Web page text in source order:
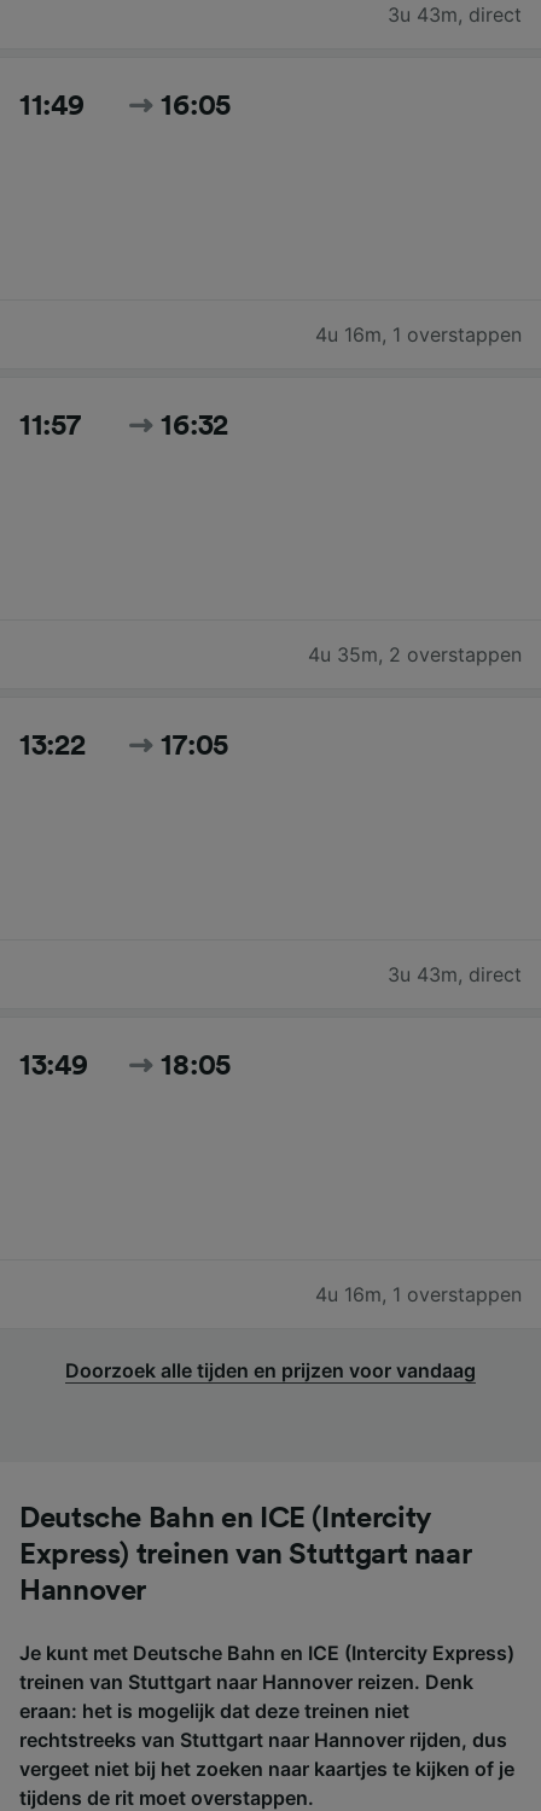
3u 43m, direct
11:49 16:05
4u 16m, 1 overstappen
11:57 16:32
4u 35m, 2 overstappen
13:22 17:05
3u 43m, direct
13:49 18:05
4u 16m, 1 overstappen
Doorzoek alle tijden en prijzen voor vandaag
Deutsche Bahn en ICE (Intercity
Express) treinen van Stuttgart naar
Hannover
Je kunt met Deutsche Bahn en ICE (Intercity Express)
treinen van Stuttgart naar Hannover reizen. Denk
eraan: het is mogelijk dat deze treinen niet
rechtstreeks van Stuttgart naar Hannover rijden, dus
vergeet niet bij het zoeken naar kaartjes te kijken of je
tijdens de rit moet overstappen.